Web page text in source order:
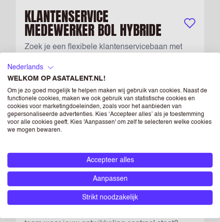
KLANTENSERVICE
MEDEWERKER BOL HYBRIDE Bewaar
Parttime Utrecht € 2.840
Zoek je een flexibele klantenservicebaan met
doorgroeikansen bij bol? Lees dan snel verder....
JUNIOR RECRUITER Bewaar
Zoek jij in Amsterdam een hbo-startersfunctie
met snelle groeikansen, sterk totaalpakket,
Nederlands
WELKOM OP ASATALENT.NL!
Om je zo goed mogelijk te helpen maken wij gebruik van cookies. Naast de
functionele cookies, maken we ook gebruik van statistische cookies en
cookies voor marketingdoeleinden, zoals voor het aanbieden van
gepersonaliseerde advertenties. Kies ‘Accepteer alles’ als je toestemming
voor alle cookies geeft. Kies 'Aanpassen' om zelf te selecteren welke cookies
we mogen bewaren.
Accepteer alles
Aanpassen
Strikt noodzakelijk